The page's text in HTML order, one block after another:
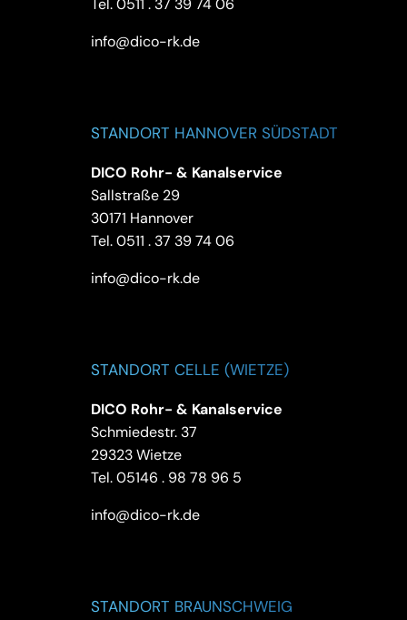
Tel.0511 . 37 39 74 06
info@dico-rk.de
STANDORT HANNOVER SÜDSTADT
DICO Rohr- & Kanalservice
Sallstraße 29
30171 Hannover
Tel.0511 . 37 39 74 06
info@dico-rk.de
STANDORT CELLE (WIETZE)
DICO Rohr- & Kanalservice
Schmiedestr. 37
29323 Wietze
Tel.05146 . 98 78 96 5
info@dico-rk.de
STANDORT BRAUNSCHWEIG